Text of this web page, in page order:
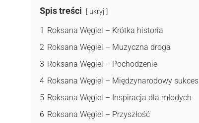
Spis treści ukryj
1 Roksana Węgiel – Krótka historia
2 Roksana Węgiel – Muzyczna droga
3 Roksana Węgiel – Pochodzenie
4 Roksana Węgiel – Międzynarodowy sukces
5 Roksana Węgiel – Inspiracja dla młodych
6 Roksana Węgiel – Przyszłość